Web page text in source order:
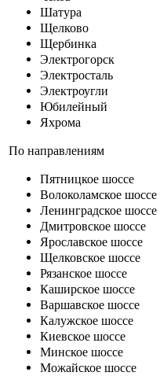
Шатура
Щелково
Щербинка
Электрогорск
Электросталь
Электроугли
Юбилейный
Яхрома
По направлениям
Пятницкое шоссе
Волоколамское шоссе
Ленинградское шоссе
Дмитровское шоссе
Ярославское шоссе
Щелковское шоссе
Рязанское шоссе
Каширское шоссе
Варшавское шоссе
Калужское шоссе
Киевское шоссе
Минское шоссе
Можайское шоссе